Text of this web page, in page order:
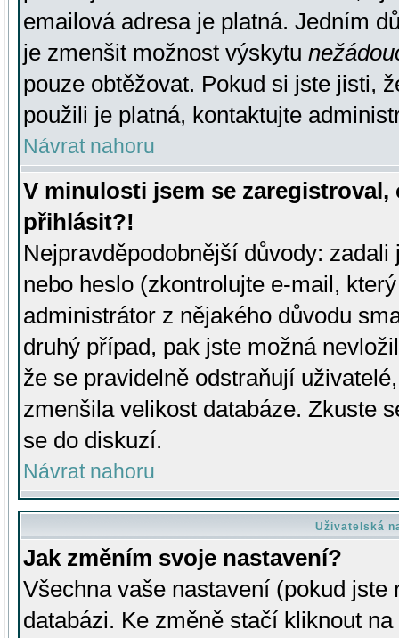
emailová adresa je platná. Jedním
je zmenšit možnost výskytu
pouze obtěžovat. Pokud si jste jisti,
použili je platná, kontaktujte
Návrat nahoru
V minulosti jsem se
přihlásit?!
Nejpravděpodobnější důvody:
nebo heslo (zkontrolujte e-mail,
administrátor z nějakého důvodu
druhý případ, pak jste možná
že se pravidelně odstraňují
zmenšila velikost databáze. Zkuste
se do diskuzí.
Návrat nahoru
Uživatelská
Jak změním svoje nastavení?
Všechna vaše nastavení (pokud
databázi. Ke změně stačí kliknout